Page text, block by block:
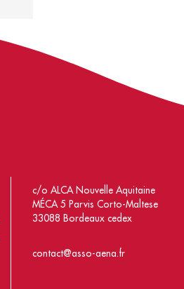
c/o ALCA Nouvelle Aquitaine
MÉCA 5 Parvis Corto-Maltese
33088 Bordeaux cedex
contact@asso-aena.fr